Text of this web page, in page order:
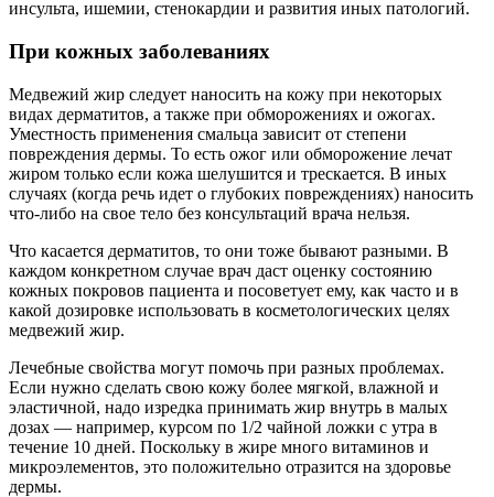
инсульта, ишемии, стенокардии и развития иных патологий.
При кожных заболеваниях
Медвежий жир следует наносить на кожу при некоторых
видах дерматитов, а также при обморожениях и ожогах.
Уместность применения смальца зависит от степени
повреждения дермы. То есть ожог или обморожение лечат
жиром только если кожа шелушится и трескается. В иных
случаях (когда речь идет о глубоких повреждениях) наносить
что-либо на свое тело без консультаций врача нельзя.
Что касается дерматитов, то они тоже бывают разными. В
каждом конкретном случае врач даст оценку состоянию
кожных покровов пациента и посоветует ему, как часто и в
какой дозировке использовать в косметологических целях
медвежий жир.
Лечебные свойства могут помочь при разных проблемах.
Если нужно сделать свою кожу более мягкой, влажной и
эластичной, надо изредка принимать жир внутрь в малых
дозах — например, курсом по 1/2 чайной ложки с утра в
течение 10 дней. Поскольку в жире много витаминов и
микроэлементов, это положительно отразится на здоровье
дермы.